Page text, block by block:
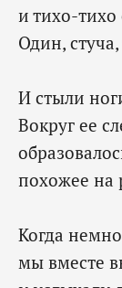
и тихо-тихо
Один,
И стыли
Вокруг ее
похожее на
Когда
мы вместе